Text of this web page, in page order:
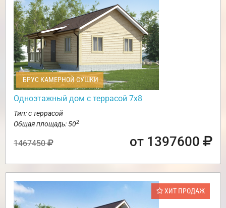
БРУС КАМЕРНОЙ СУШКИ
Одноэтажный дом с террасой 7х8
Тип: с террасой
Общая площадь: 502
1467450 от 1397600
ХИТ ПРОДАЖ